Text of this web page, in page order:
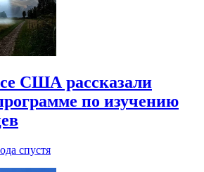
США рассказали
по изучению
спустя